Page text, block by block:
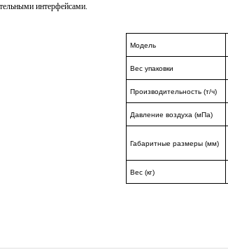
интерфейсами.
Модель
Вес упаковки
Производительность (т/ч)
Давление воздуха (мПа)
Габаритные размеры (мм)
Вес (кг)